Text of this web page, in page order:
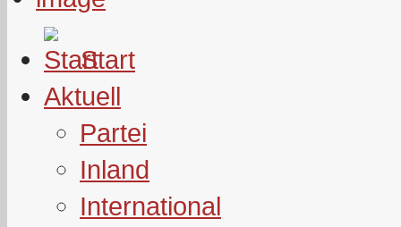
Start
Aktuell
Partei
Inland
International